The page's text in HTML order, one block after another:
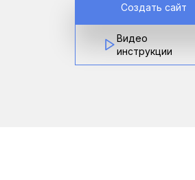
Создать сайт
Видео
инструкции